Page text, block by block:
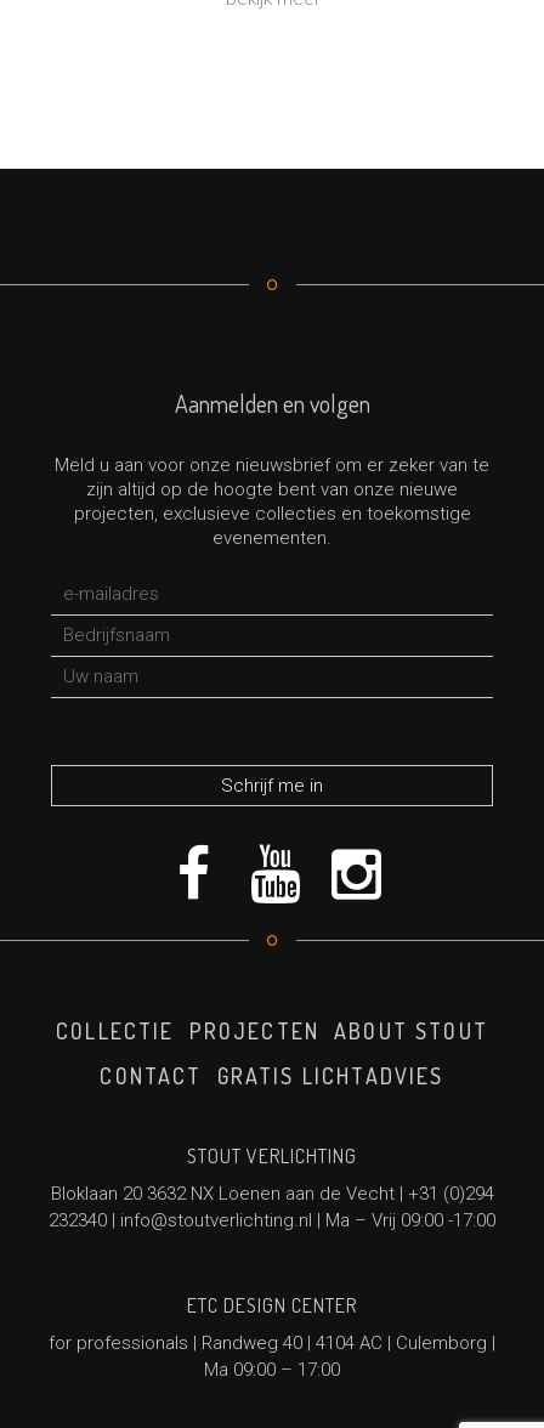
Aanmelden en volgen
Meld u aan voor onze nieuwsbrief om er zeker van te
zijn altijd op de hoogte bent van onze nieuwe
projecten, exclusieve collecties en toekomstige
evenementen.
COLLECTIE PROJECTEN
ABOUT STOUT
CONTACT
GRATIS LICHTADVIES
STOUT VERLICHTING
Bloklaan 20 3632 NX Loenen aan de Vecht | +31 (0)294
232340 | info@stoutverlichting.nl | Ma – Vrij 09:00 -17:00
ETC DESIGN CENTER
for professionals | Randweg 40 | 4104 AC | Culemborg |
Ma 09:00 – 17:00